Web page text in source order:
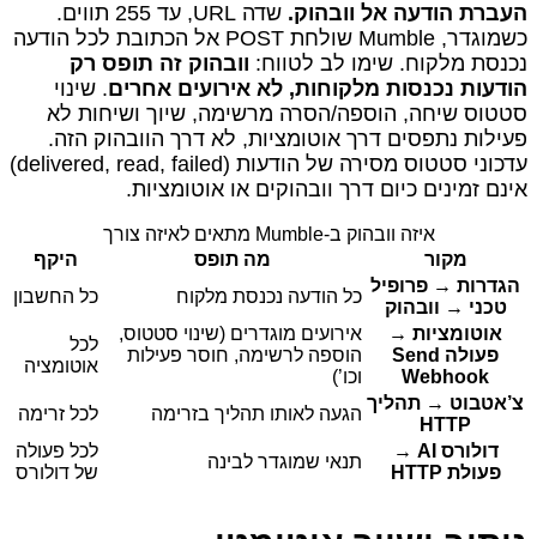
העברת הודעה אל וובהוק.
שדה URL, עד 255 תווים.
כשמוגדר, Mumble שולחת POST אל הכתובת לכל הודעה
נכנסת מלקוח. שימו לב לטווח: וובהוק זה תופס רק
הודעות נכנסות מלקוחות, לא אירועים אחרים. שינוי
סטטוס שיחה, הוספה/הסרה מרשימה, שיוך ושיחות לא
פעילות נתפסים דרך אוטומציות, לא דרך הוובהוק הזה.
עדכוני סטטוס מסירה של הודעות (delivered, read, failed)
אינם זמינים כיום דרך וובהוקים או אוטומציות.
איזה וובהוק ב‑Mumble מתאים לאיזה צורך
מקור
מה תופס
היקף
הגדרות → פרופיל
טכני → וובהוק
כל הודעה נכנסת מלקוח
כל החשבון
אוטומציות →
פעולה Send
Webhook
אירועים מוגדרים (שינוי סטטוס,
הוספה לרשימה, חוסר פעילות
וכו’)
לכל
אוטומציה
צ’אטבוט → תהליך
HTTP
הגעה לאותו תהליך בזרימה
לכל זרימה
דולורס AI →
פעולת HTTP
תנאי שמוגדר לבינה
לכל פעולה
של דולורס